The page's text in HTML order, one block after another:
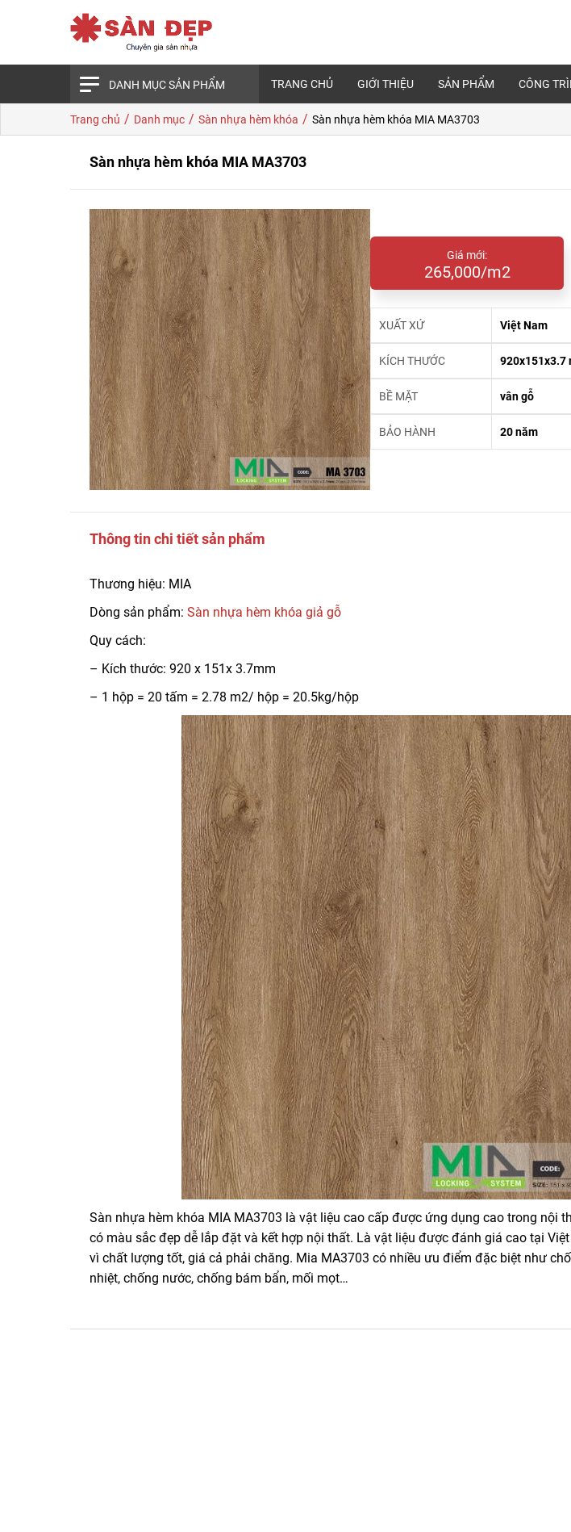
DANH MỤC SẢN PHẨM TRANG CHỦ GIỚI THIỆU SẢN PHẨM CÔNG
Trang chủ / Danh mục / Sàn nhựa hèm khóa / Sàn nhựa hèm khóa MIA MA3703
Sàn nhựa hèm khóa MIA MA3703
Giá mới:
265,000/m2
XUẤT XỨ Việt Nam
KÍCH THƯỚC 920x151x3.7
BỀ MẶT vân gỗ
BẢO HÀNH 20 năm
Thông tin chi tiết sản phẩm
Thương hiệu: MIA
Dòng sản phẩm: Sàn nhựa hèm khóa giả gỗ
Quy cách:
– Kích thước: 920 x 151x 3.7mm
– 1 hộp = 20 tấm = 2.78 m2/ hộp = 20.5kg/hộp
Sàn nhựa hèm khóa MIA MA3703 là vật liệu cao cấp được ứng dụng cao trong nội
có màu sắc đẹp dễ lắp đặt và kết hợp nội thất. Là vật liệu được đánh giá cao tại
vì chất lượng tốt, giá cả phải chăng. Mia MA3703 có nhiều ưu điểm đặc biệt như
nhiệt, chống nước, chống bám bẩn, mối mọt…